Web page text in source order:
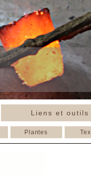
Liens et outils
Plantes